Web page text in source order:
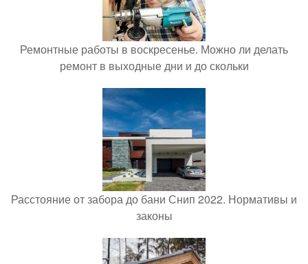
Ремонтные работы в воскресенье. Можно ли делать
ремонт в выходные дни и до скольки
Расстояние от забора до бани Снип 2022. Нормативы и
законы